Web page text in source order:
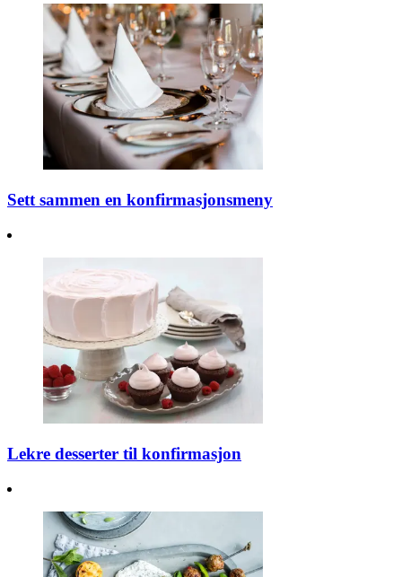
Sett sammen en konfirmasjonsmeny
Lekre desserter til konfirmasjon